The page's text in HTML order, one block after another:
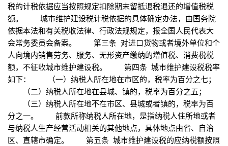
税的计税依据应当按照规定扣除期末留抵退税退还的增值税税
额。 城市维护建设税计税依据的具体确定办法，由国务院
依据本法和有关税收法律、行政法规规定，报全国人民代表大
会常务委员会备案。 第三条 对进口货物或者境外单位和个
人向境内销售劳务、服务、无形资产缴纳的增值税、消费税税
额，不征收城市维护建设税。 第四条 城市维护建设税税率
如下： （一）纳税人所在地在市区的，税率为百分之七；
（二）纳税人所在地在县城、镇的，税率为百分之五；
（三）纳税人所在地不在市区、县城或者镇的，税率为百
分之一。 前款所称纳税人所在地，是指纳税人住所地或者
与纳税人生产经营活动相关的其他地点，具体地点由省、自治
区、直辖市确定。 第五条 城市维护建设税的应纳税额按照